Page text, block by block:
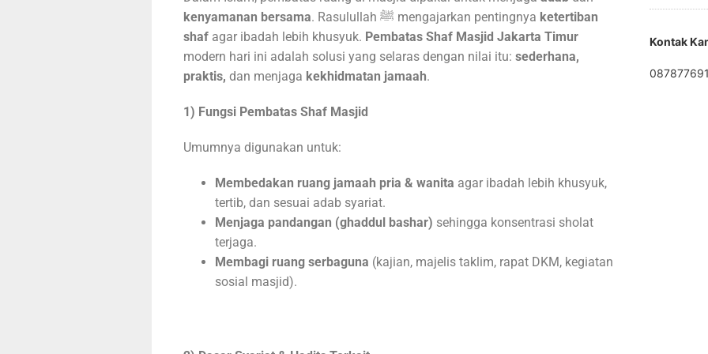
kenyamanan bersama
. Rasulullah ﷺ mengajarkan pentingnya ketertiban
shaf agar ibadah lebih khusyuk. Pembatas Shaf Masjid Jakarta Timur
modern hari ini adalah solusi yang selaras dengan nilai itu: sederhana,
praktis, dan menjaga kekhidmatan jamaah.
1) Fungsi Pembatas Shaf Masjid
Umumnya digunakan untuk:
Membedakan ruang jamaah pria & wanita agar ibadah lebih khusyuk,
tertib, dan sesuai adab syariat.
Menjaga pandangan (ghaddul bashar) sehingga konsentrasi sholat
terjaga.
Membagi ruang serbaguna (kajian, majelis taklim, rapat DKM, kegiatan
sosial masjid).
Kontak